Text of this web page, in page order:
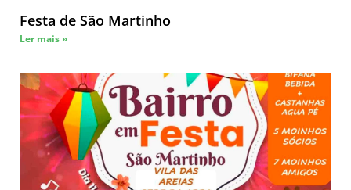
Festa de São Martinho
Ler mais »